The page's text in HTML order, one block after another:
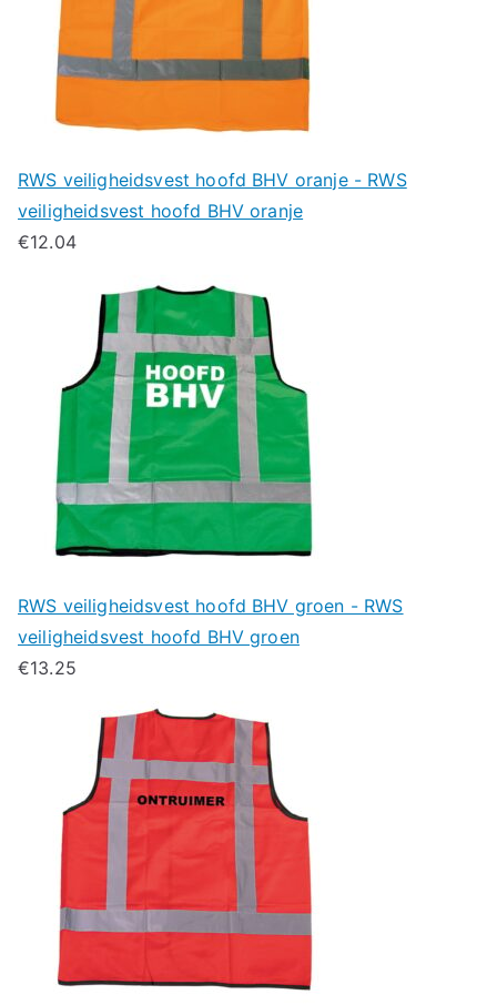
RWS veiligheidsvest hoofd BHV oranje - RWS
veiligheidsvest hoofd BHV oranje
€12.04
RWS veiligheidsvest hoofd BHV groen - RWS
veiligheidsvest hoofd BHV groen
€13.25